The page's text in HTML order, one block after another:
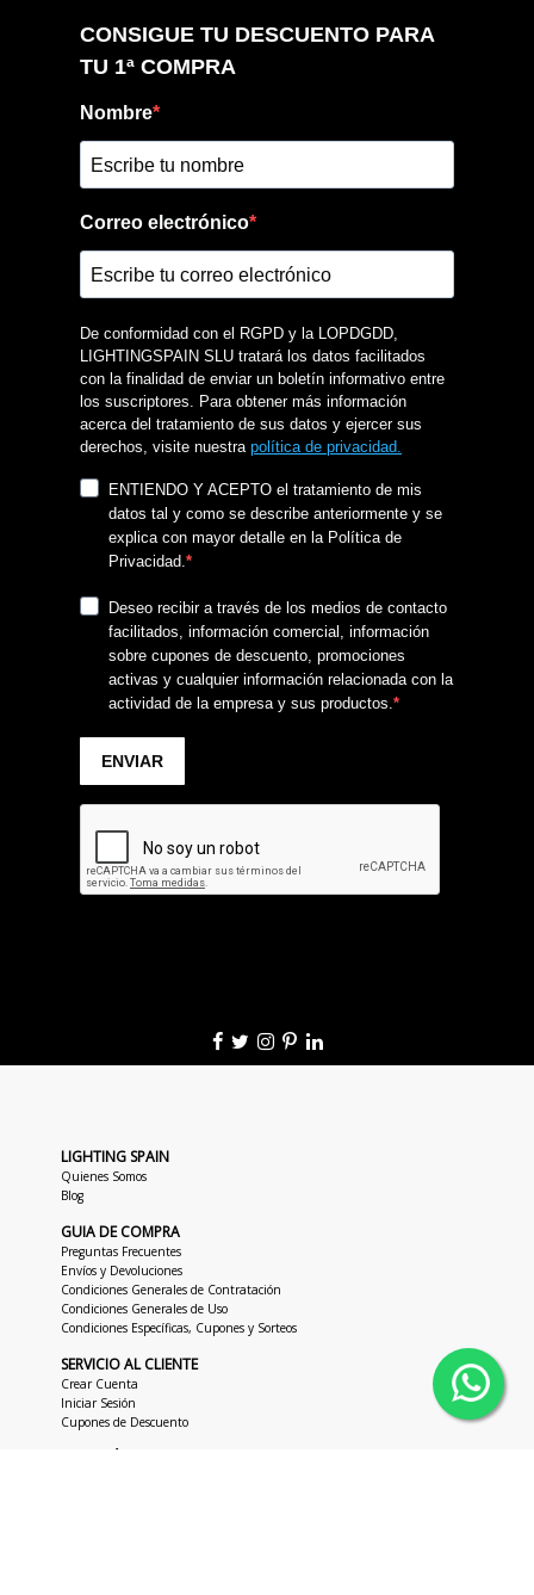
LIGHTING SPAIN
Quienes Somos
Blog
GUIA DE COMPRA
Preguntas Frecuentes
Envíos y Devoluciones
Condiciones Generales de Contratación
Condiciones Generales de Uso
Condiciones Específicas, Cupones y Sorteos
SERVICIO AL CLIENTE
Crear Cuenta
Iniciar Sesión
Cupones de Descuento